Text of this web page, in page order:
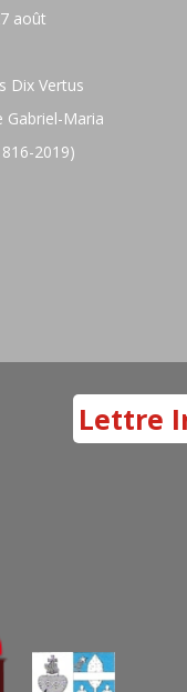
août
Dix Vertus
Gabriel-Maria
2019)
Lettre